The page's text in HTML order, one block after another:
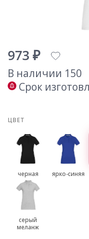
973 ₽
В наличии 150
Срок
ЦВЕТ
черная ярко-синяя
серый
меланж